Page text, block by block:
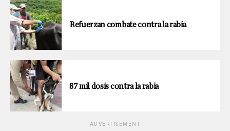
Refuerzan combate contra la rabia
87 mil dosis contra la rabia
ADVERTISEMENT